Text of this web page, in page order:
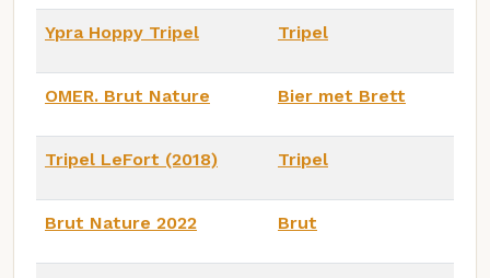
Ypra Hoppy Tripel Tripel
OMER. Brut Nature Bier met Brett
Tripel LeFort (2018) Tripel
Brut Nature 2022 Brut